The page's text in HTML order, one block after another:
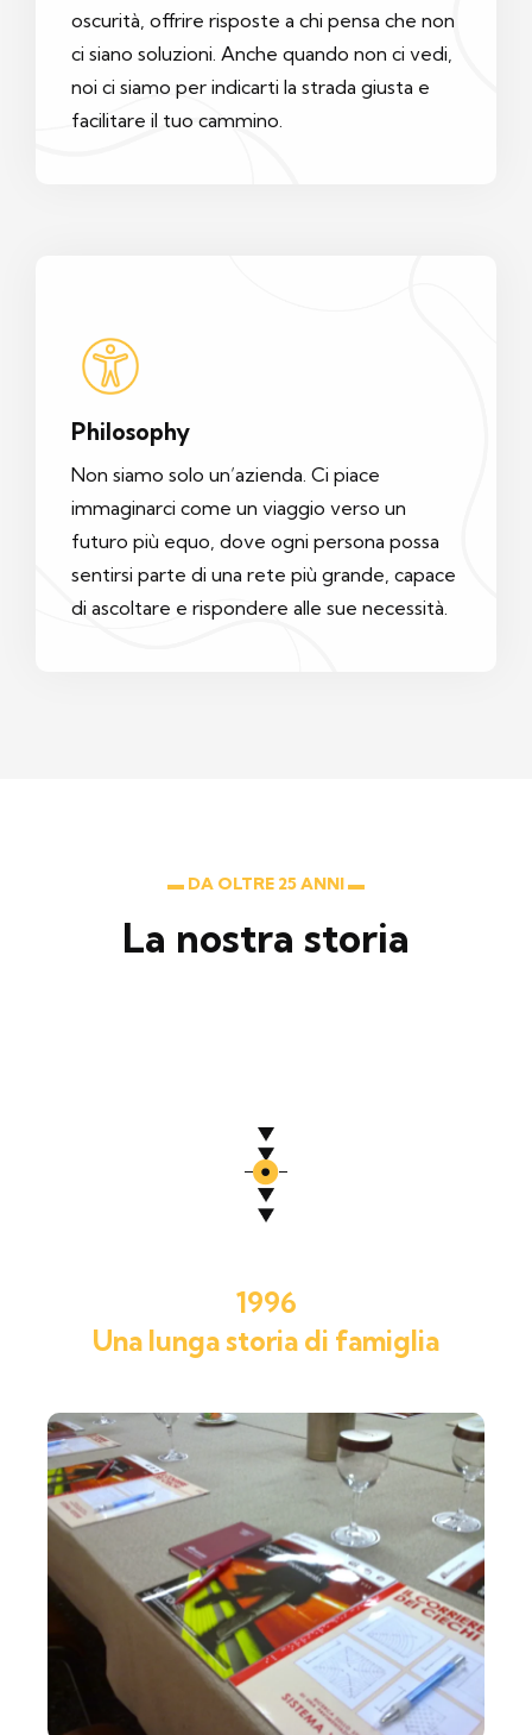
oscurità, offrire risposte a chi pensa che non
ci siano soluzioni. Anche quando non ci vedi,
noi ci siamo per indicarti la strada giusta e
facilitare il tuo cammino.
Philosophy
Non siamo solo un’azienda. Ci piace
immaginarci come un viaggio verso un
futuro più equo, dove ogni persona possa
sentirsi parte di una rete più grande, capace
di ascoltare e rispondere alle sue necessità.
▬ DA OLTRE 25 ANNI ▬
La nostra storia
1996
Una lunga storia di famiglia